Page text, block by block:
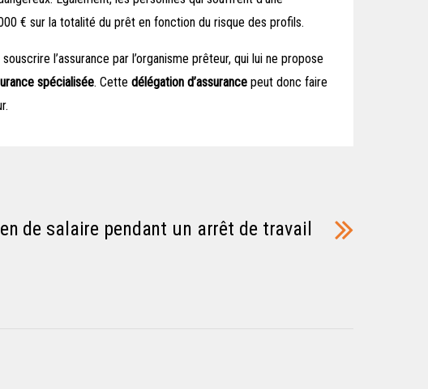
€ sur la totalité du prêt en fonction du risque des profils.
l’assurance par l’organisme prêteur, qui lui ne propose
spécialisée. Cette délégation d’assurance peut donc faire
de salaire pendant un arrêt de travail